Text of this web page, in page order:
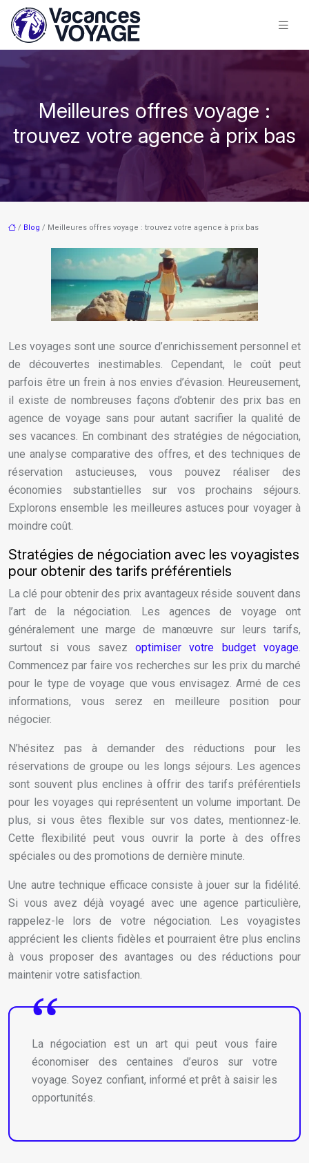
Meilleures offres voyage :
trouvez votre agence à prix bas
/ Blog / Meilleures offres voyage : trouvez votre agence à prix bas
Les voyages sont une source d’enrichissement personnel et
de découvertes inestimables. Cependant, le coût peut
parfois être un frein à nos envies d’évasion. Heureusement,
il existe de nombreuses façons d’obtenir des prix bas en
agence de voyage sans pour autant sacrifier la qualité de
ses vacances. En combinant des stratégies de négociation,
une analyse comparative des offres, et des techniques de
réservation astucieuses, vous pouvez réaliser des
économies substantielles sur vos prochains séjours.
Explorons ensemble les meilleures astuces pour voyager à
moindre coût.
Stratégies de négociation avec les voyagistes
pour obtenir des tarifs préférentiels
La clé pour obtenir des prix avantageux réside souvent dans
l’art de la négociation. Les agences de voyage ont
généralement une marge de manœuvre sur leurs tarifs,
surtout si vous savezoptimiser votre budget voyage.
Commencez par faire vos recherches sur les prix du marché
pour le type de voyage que vous envisagez. Armé de ces
informations, vous serez en meilleure position pour
négocier.
N’hésitez pas à demander des réductions pour les
réservations de groupe ou les longs séjours. Les agences
sont souvent plus enclines à offrir des tarifs préférentiels
pour les voyages qui représentent un volume important. De
plus, si vous êtes flexible sur vos dates, mentionnez-le.
Cette flexibilité peut vous ouvrir la porte à des offres
spéciales ou des promotions de dernière minute.
Une autre technique efficace consiste à jouer sur la fidélité.
Si vous avez déjà voyagé avec une agence particulière,
rappelez-le lors de votre négociation. Les voyagistes
apprécient les clients fidèles et pourraient être plus enclins
à vous proposer des avantages ou des réductions pour
maintenir votre satisfaction.
La négociation est un art qui peut vous faire
économiser des centaines d’euros sur votre
voyage. Soyez confiant, informé et prêt à saisir les
opportunités.